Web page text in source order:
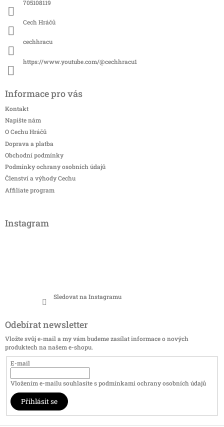
705108119
Cech Hráčů
cechhracu
https://www.youtube.com/@cechhracu1
Informace pro vás
Kontakt
Napište nám
O Cechu Hráčů
Doprava a platba
Obchodní podmínky
Podmínky ochrany osobních údajů
Členství a výhody Cechu
Affiliate program
Instagram
Sledovat na Instagramu
Odebírat newsletter
Vložte svůj e-mail a my vám budeme zasílat informace o nových
produktech na našem e-shopu.
E-mail
Vložením e-mailu souhlasíte spodmínkami ochrany osobních údajů
Přihlásit se